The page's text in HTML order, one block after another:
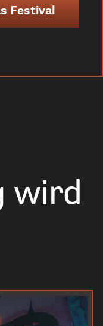
Festival
wird